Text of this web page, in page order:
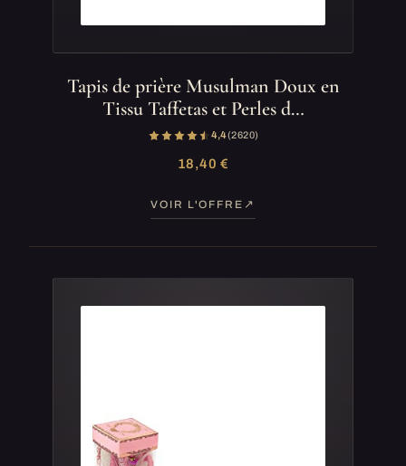
Tapis de prière Musulman Doux en
Tissu Taffetas et Perles d…
4,4(2 620)
18,40 €
VOIR L'OFFRE